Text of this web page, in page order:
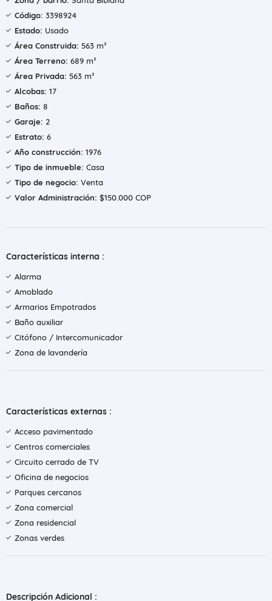
Código: 3398924
Estado: Usado
Área Construida: 563 m²
Área Terreno: 689 m²
Área Privada: 563 m²
Alcobas: 17
Baños: 8
Garaje: 2
Estrato: 6
Año construcción: 1976
Tipo de inmueble: Casa
Tipo de negocio: Venta
Valor Administración: $150.000 COP
Características interna :
Alarma
Amoblado
Armarios Empotrados
Baño auxiliar
Citófono / Intercomunicador
Zona de lavandería
Características externas :
Acceso pavimentado
Centros comerciales
Circuito cerrado de TV
Oficina de negocios
Parques cercanos
Zona comercial
Zona residencial
Zonas verdes
Descripción Adicional :